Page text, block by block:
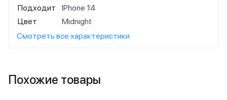
Подходит
IPhone 14
Цвет
Midnight
Смотреть все характеристики
Похожие товары